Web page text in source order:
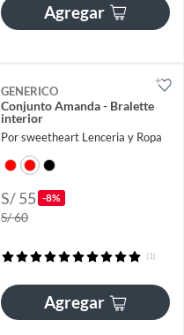
Agregar
GENERICO
Conjunto Amanda - Bralette
interior
Por sweetheart Lenceria y Ropa
S/ 55 -8%
S/ 60
(1)
Agregar